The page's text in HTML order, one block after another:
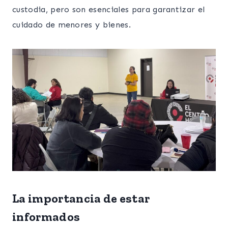
custodia, pero son esenciales para garantizar el
cuidado de menores y bienes.
La importancia de estar
informados